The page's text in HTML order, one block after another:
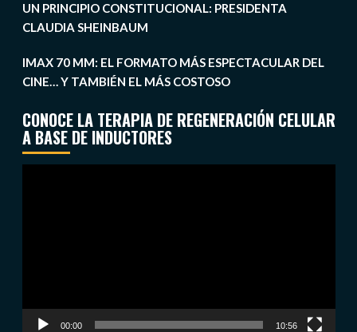
UN PRINCIPIO CONSTITUCIONAL: PRESIDENTA
CLAUDIA SHEINBAUM
IMAX 70 MM: EL FORMATO MÁS ESPECTACULAR DEL
CINE… Y TAMBIÉN EL MÁS COSTOSO
CONOCE LA TERAPIA DE REGENERACIÓN CELULAR
A BASE DE INDUCTORES
00:00 10:56